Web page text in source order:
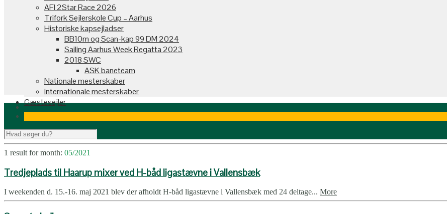
AFI 2Star Race 2026
Trifork Sejlerskole Cup – Aarhus
Historiske kapsejladser
BB10m og Scan-kap 99 DM 2024
Sailing Aarhus Week Regatta 2023
2018 SWC
ASK baneteam
Nationale mesterskaber
Internationale mesterskaber
Gæstesejler
1 result formonth: 05/2021
Tredjeplads til Haarup mixer ved H-båd ligastævne i Vallensbæk
I weekenden d. 15.-16. maj 2021 blev der afholdt H-båd ligastævne i Vallensbæk med 24 deltage... More